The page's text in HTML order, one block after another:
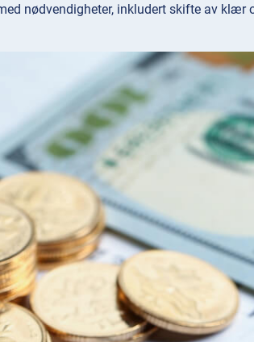
nødvendigheter, inkludert skifte av klær